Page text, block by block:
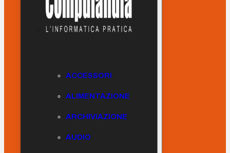
ACCESSORI
ALIMENTAZIONE
ARCHIVIAZIONE
AUDIO